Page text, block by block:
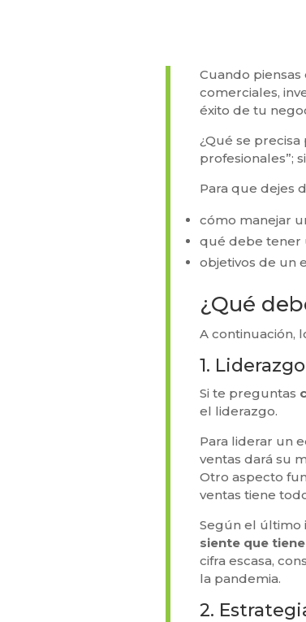
Cuando
comerciales,
éxito de tu
¿Qué se
profesionales”;
Para que dejes
cómo manejar
qué debe tener
objetivos de un
¿Qué
A continuación,
1. Liderazgo
Si te preguntas
el liderazgo.
Para liderar un
ventas dará su
Otro aspecto
ventas tiene
Según el último
siente que
cifra escasa,
la pandemia.
2.